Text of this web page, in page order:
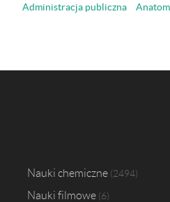
Administracja publiczna
Nauki chemiczne 2494
Nauki filmowe 6